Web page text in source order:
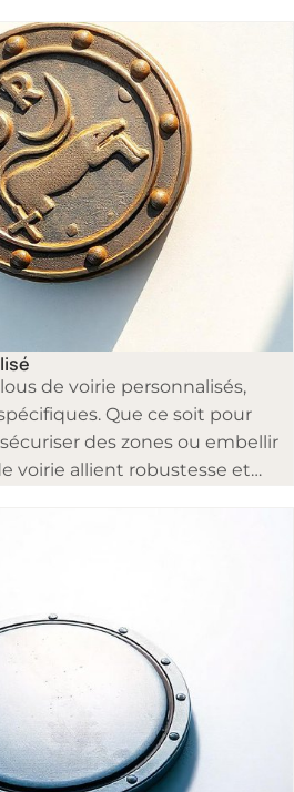
malvoyantes et d’assurer
des zones spécifiques, tout en
et leur résistance aux
confiance à notre
accessibles et de qualité.
de voirie personnalisés,
Que ce soit pour
des zones ou embellir
voirie allient robustesse et